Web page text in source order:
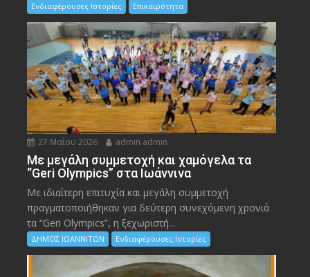
Ενδιαφέρουσες Ιστορίες Επικαιρότητα
27 Μαΐου 2026 admin admin
Με μεγάλη συμμετοχή και χαμόγελα τα
“Geri Olympics” στα Ιωάννινα
Με ιδιαίτερη επιτυχία και μεγάλη συμμετοχή
πραγματοποιήθηκαν για δεύτερη συνεχόμενη χρονιά
τα “Geri Olympics”, η ξεχωριστή...
ΔΗΜΟΣ ΙΩΑΝΝΙΤΩΝ Ενδιαφέρουσες Ιστορίες